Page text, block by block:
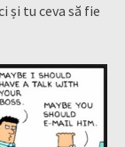
și tu ceva să fie